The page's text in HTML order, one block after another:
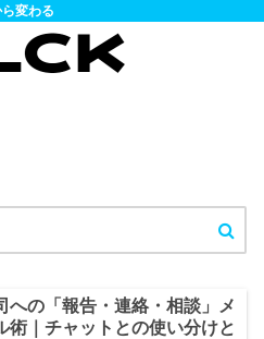
変わる
への「報告・連絡・相談」メ
術｜チャットとの使い分けと